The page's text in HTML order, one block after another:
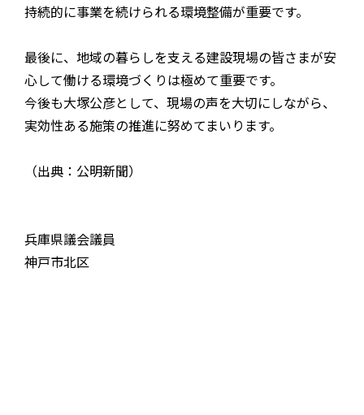
持続的に事業を続けられる環境整備が重要です。
最後に、地域の暮らしを支える建設現場の皆さまが安
心して働ける環境づくりは極めて重要です。
今後も大塚公彦として、現場の声を大切にしながら、
実効性ある施策の推進に努めてまいります。
（出典：公明新聞）
兵庫県議会議員
神戸市北区